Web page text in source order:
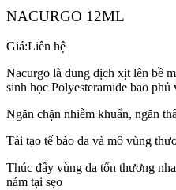
NACURGO 12ML
Giá:Liên hệ
Nacurgo là dung dịch xịt lên bề
sinh học Polyesteramide bao
Ngăn chặn nhiễm khuẩn, ngăn
Tái tạo tế bào da và mô vùng
Thúc đẩy vùng da tổn thương
nám tại sẹo